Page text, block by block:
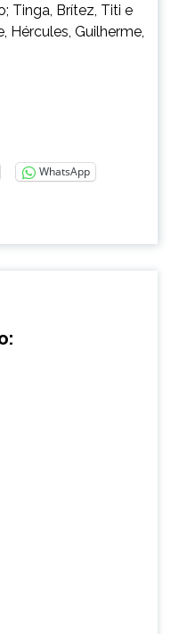
Tinga, Brítez, Titi e
Hércules, Guilherme,
WhatsApp